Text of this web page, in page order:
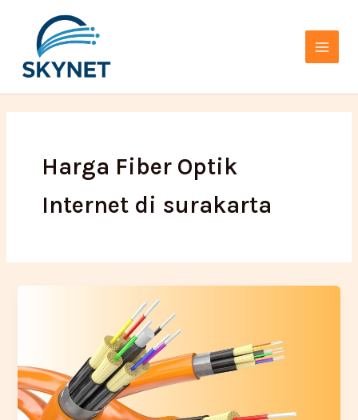
konten
Menu
Harga Fiber Optik
Internet di surakarta